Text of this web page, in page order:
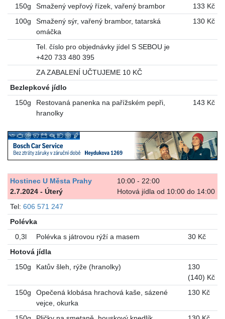
150g Smažený vepřový řízek, vařený brambor
133 Kč
100g
Smažený sýr, vařený brambor, tatarská
omáčka
130 Kč
Tel. číslo pro objednávky jídel S SEBOU je
+420 733 480 395
ZA ZABALENÍ UČTUJEME 10 KČ
Bezlepkové jídlo
150g
Restovaná panenka na pařížském pepři,
hranolky
143 Kč
10:00 - 22:00
Hotová jídla od 10:00 do 14:00
Hostinec U Města Prahy
2.7.2024 - Úterý
Tel: 606 571 247
Polévka
0,3l
Polévka s játrovou rýží a masem
30 Kč
Hotová jídla
150g
Katův šleh, rýže (hranolky)
130
(140) Kč
150g
Opečená klobása hrachová kaše, sázené
vejce, okurka
130 Kč